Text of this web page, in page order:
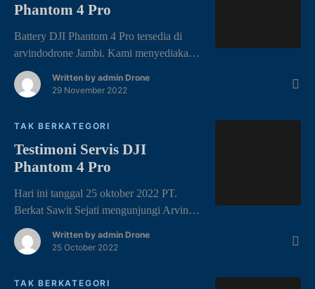
charger x1 -Battery to powerbank adapter
x1 -Mavic 2 […]
Phantom 4 Pro
Battery DJI Phantom 4 Pro tersedia di
arvindodrone Jambi. Kami menyediakan
battery drone DJI PHANTOM 4 PRO
yang bisa anda miliki dan dapatkan di
kebutuhan anda dengan berbagai macam
menerima Jasa sewa drone dan servis
drone DJI. Battery Phantom 4 Pro * […]
Written by admin Drone
29 November 2022
TAK BERKATEGORI
Testimoni Servis DJI
Phantom 4 Pro
Hari ini tanggal 25 oktober 2022 PT.
Berkat Sawit Sejati mengunjungi Arvindo
Drone untuk melakukan perbaikan pada 1
set unit drone dji Phantom 4 Pro yang
pada drone tidak berfungsi, layar gelap
Written by admin Drone
25 October 2022
TAK BERKATEGORI